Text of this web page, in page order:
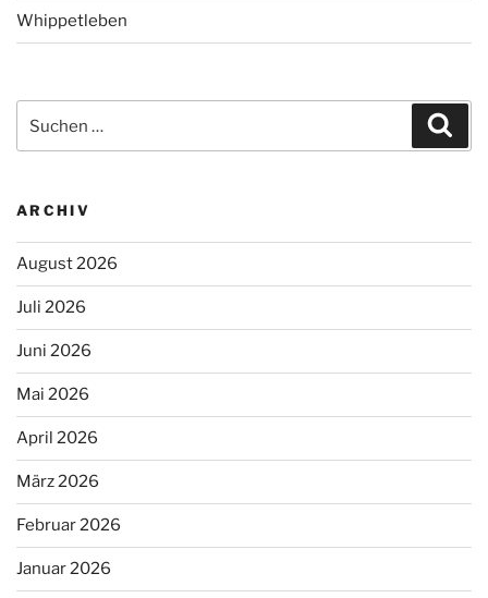
Whippetleben
nach:
ARCHIV
August 2026
Juli 2026
Juni 2026
Mai 2026
April 2026
März 2026
Februar 2026
Januar 2026